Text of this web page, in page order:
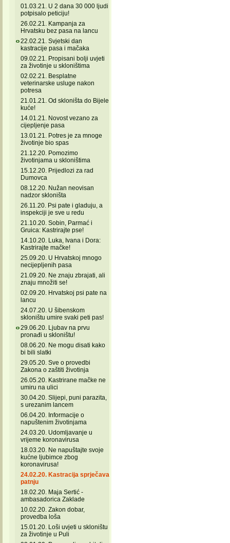
01.03.21. U 2 dana 30 000 ljudi
potpisalo peticiju!
26.02.21. Kampanja za
Hrvatsku bez pasa na lancu
22.02.21. Svjetski dan
kastracije pasa i mačaka
09.02.21. Propisani bolji uvjeti
za životinje u skloništima
02.02.21. Besplatne
veterinarske usluge nakon
potresa
21.01.21. Od skloništa do Bijele
kuće!
14.01.21. Novost vezano za
cijepljenje pasa
13.01.21. Potres je za mnoge
životinje bio spas
21.12.20. Pomozimo
životinjama u skloništima
15.12.20. Prijedlozi za rad
Dumovca
08.12.20. Nužan neovisan
nadzor skloništa
26.11.20. Psi pate i gladuju, a
inspekciji je sve u redu
21.10.20. Sobin, Parmać i
Gruica: Kastrirajte pse!
14.10.20. Luka, Ivana i Dora:
Kastrirajte mačke!
25.09.20. U Hrvatskoj mnogo
necijepljenih pasa
21.09.20. Ne znaju zbrajati, ali
znaju množiti se!
02.09.20. Hrvatskoj psi pate na
lancu
24.07.20. U šibenskom
skloništu umire svaki peti pas!
29.06.20. Ljubav na prvu
pronađi u skloništu!
08.06.20. Ne mogu disati kako
bi bili slatki
29.05.20. Sve o provedbi
Zakona o zaštiti životinja
26.05.20. Kastrirane mačke ne
umiru na ulici
30.04.20. Slijepi, puni parazita,
s urezanim lancem
06.04.20. Informacije o
napuštenim životinjama
24.03.20. Udomljavanje u
vrijeme koronavirusa
18.03.20. Ne napuštajte svoje
kućne ljubimce zbog
koronavirusa!
24.02.20. Kastracija sprječava
patnju
18.02.20. Maja Sertić -
ambasadorica Zaklade
10.02.20. Zakon dobar,
provedba loša
15.01.20. Loši uvjeti u skloništu
za životinje u Puli